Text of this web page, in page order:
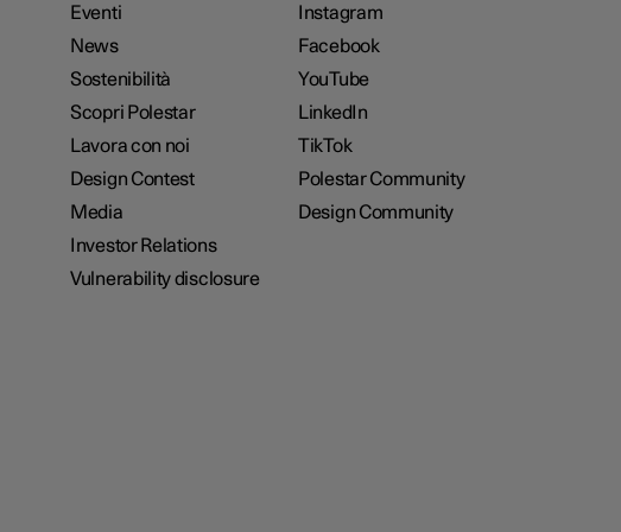
Eventi
News
Sostenibilità
Scopri Polestar
Lavora con noi
Design Contest
Media
Investor Relations
Vulnerability disclosure
Instagram
Facebook
YouTube
LinkedIn
TikTok
Polestar Community
Design Community